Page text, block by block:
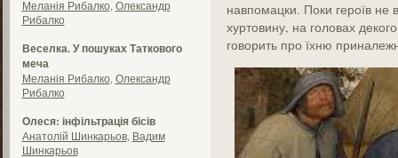
Меланія Рибалко Олександр
Рибалко
Веселка. У пошуках Таткового
меча
Меланія Рибалко Олександр
Рибалко
Олеся: інфільтрація бісів
Анатолій Шинкарьов, Вадим
Шинкарьов
навпомацки. Поки героїв не
хуртовину, на головах
говорить про їхню